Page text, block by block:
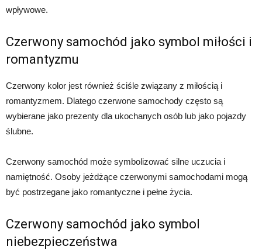
wpływowe.
Czerwony samochód jako symbol miłości i
romantyzmu
Czerwony kolor jest również ściśle związany z miłością i
romantyzmem. Dlatego czerwone samochody często są
wybierane jako prezenty dla ukochanych osób lub jako pojazdy
ślubne.
Czerwony samochód może symbolizować silne uczucia i
namiętność. Osoby jeżdżące czerwonymi samochodami mogą
być postrzegane jako romantyczne i pełne życia.
Czerwony samochód jako symbol
niebezpieczeństwa